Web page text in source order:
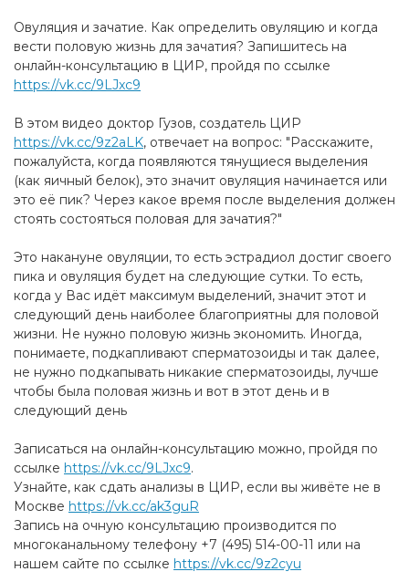
Овуляция и зачатие. Как определить овуляцию и когда
вести половую жизнь для зачатия? Запишитесь на
онлайн-консультацию в ЦИР, пройдя по ссылке
https://vk.cc/9LJxc9
В этом видео доктор Гузов, создатель ЦИР
https://vk.cc/9z2aLK​, отвечает на вопрос: "Расскажите,
пожалуйста, когда появляются тянущиеся выделения
(как яичный белок), это значит овуляция начинается или
это её пик? Через какое время после выделения должен
стоять состояться половая для зачатия?"
Это накануне овуляции, то есть эстрадиол достиг своего
пика и овуляция будет на следующие сутки. То есть,
когда у Вас идёт максимум выделений, значит этот и
следующий день наиболее благоприятны для половой
жизни. Не нужно половую жизнь экономить. Иногда,
понимаете, подкапливают сперматозоиды и так далее,
не нужно подкапывать никакие сперматозоиды, лучше
чтобы была половая жизнь и вот в этот день и в
следующий день
Записаться на онлайн-консультацию можно, пройдя по
ссылке https://vk.cc/9LJxc9​.
Узнайте, как сдать анализы в ЦИР, если вы живёте не в
Москве https://vk.cc/ak3guR
Запись на очную консультацию производится по
многоканальному телефону +7 (495) 514-00-11 или на
нашем сайте по ссылке https://vk.cc/9z2cyu